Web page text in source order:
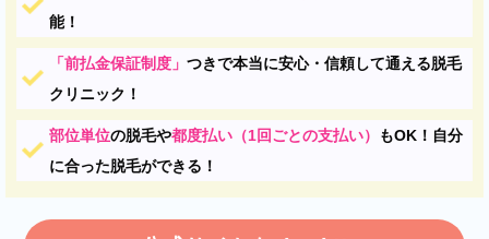
能！
「前払金保証制度」 つきで本当に安心・信頼して通える脱毛
クリニック！
部位単位の脱毛や都度払い（1回ごとの支払い）
もOK！自分
に合った脱毛ができる！